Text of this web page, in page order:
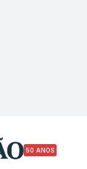
50 ANOS